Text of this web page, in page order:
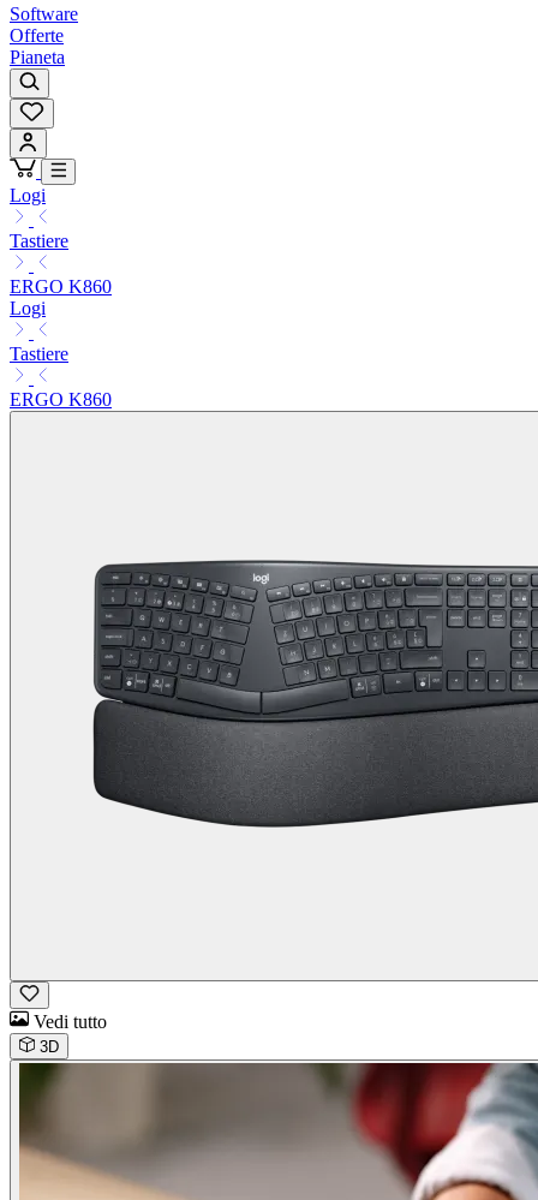
Software
Offerte
Pianeta
Logi
Tastiere
ERGO K860
Logi
Tastiere
ERGO K860
Vedi tutto
3D